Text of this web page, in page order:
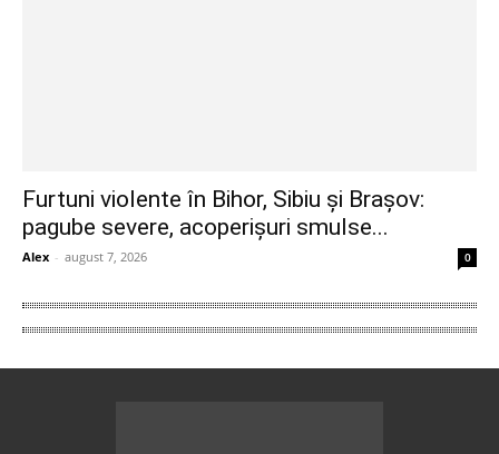
Furtuni violente în Bihor, Sibiu și Brașov:
pagube severe, acoperișuri smulse...
Alex - august 7, 2026 0